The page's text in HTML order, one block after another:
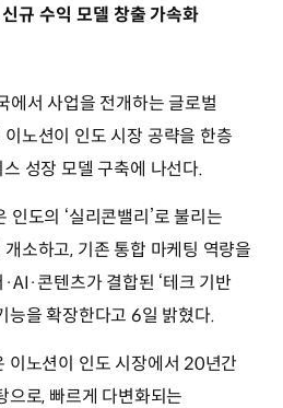
규 수익 모델 창출 가속화
에서 사업을 전개하는 글로벌
노션이 인도 시장 공략을 한층
성장 모델 구축에 나선다.
도의 ‘실리콘밸리’로 불리는
소하고, 기존 통합 마케팅 역량을
콘텐츠가 결합된 ‘테크 기반
능을 확장한다고 6일 밝혔다.
이노션이 인도 시장에서 20년간
으로, 빠르게 다변화되는